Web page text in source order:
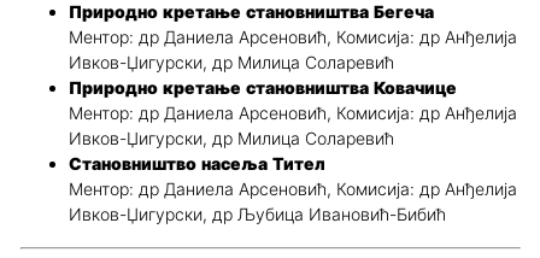
Природно кретање становништва Бегеча
Ментор: др Даниела Арсеновић, Комисија: др Анђелија
Ивков-Џигурски, др Милица Соларевић
Природно кретање становништва Ковачице
Ментор: др Даниела Арсеновић, Комисија: др Анђелија
Ивков-Џигурски, др Милица Соларевић
Становништво насеља Тител
Ментор: др Даниела Арсеновић, Комисија: др Анђелија
Ивков-Џигурски, др Љубица Ивановић-Бибић